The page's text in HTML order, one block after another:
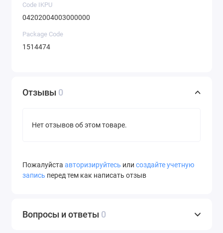
Code IKPU
04202004003000000
Package Code
1514474
Отзывы 0
Нет отзывов об этом товаре.
Пожалуйста авторизируйтесь или создайте учетную
запись перед тем как написать отзыв
Вопросы и ответы 0